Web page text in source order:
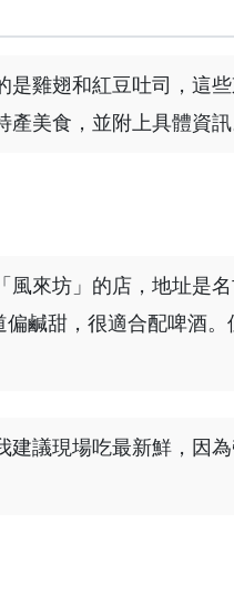
是雞翅和紅豆吐司，這
美食，並附上具體資訊
風來坊」的店，地址是
鹹甜，很適合配啤酒。
建議現場吃最新鮮，因